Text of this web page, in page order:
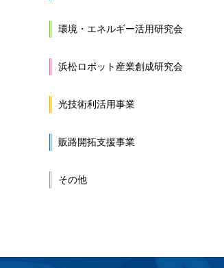
環境・エネルギー活用研究会
浜松ロボット産業創成研究会
光技術利活用事業
販路開拓支援事業
その他